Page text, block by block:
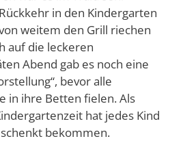
in den Kindergarten
weitem den Grill riechen
auf die leckeren
Abend gab es noch eine
bevor alle
in ihre Betten fielen. Als
hat jedes Kind
bekommen.